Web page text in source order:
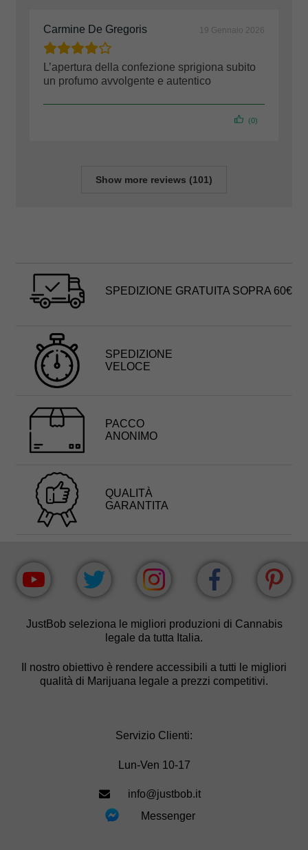
Carmine De Gregoris 19 Gennaio 2026
L’apertura della confezione sprigiona subito
un profumo avvolgente e autentico
(0)
Show more reviews (101)
SPEDIZIONE GRATUITA SOPRA 60€
SPEDIZIONE
VELOCE
PACCO
ANONIMO
QUALITÀ
GARANTITA
JustBob seleziona le migliori produzioni di Cannabis
legale da tutta Italia.
Il nostro obiettivo è rendere accessibili a tutti le migliori
qualità di Marijuana legale a prezzi competitivi.
Servizio Clienti:
Lun-Ven 10-17
info@justbob.it
Messenger